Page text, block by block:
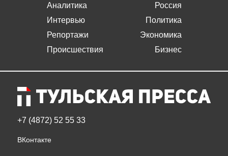
Аналитика
Интервью
Репортажи
Происшествия
Россия
Политика
Экономика
Бизнес
+7 (4872) 52 55 33
ВКонтакте